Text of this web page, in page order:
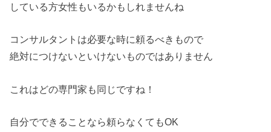
している方女性もいるかもしれませんね
コンサルタントは必要な時に頼るべきもので
絶対につけないといけないものではありません
これはどの専門家も同じですね！
自分でできることなら頼らなくてもOK